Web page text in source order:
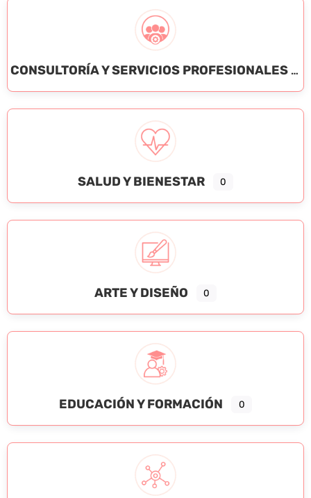
CONSULTORÍA Y SERVICIOS PROFESIONALES
SALUD Y BIENESTAR 0
ARTE Y DISEÑO 0
EDUCACIÓN Y FORMACIÓN 0